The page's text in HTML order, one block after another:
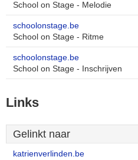
School on Stage - Melodie
schoolonstage.be
School on Stage - Ritme
schoolonstage.be
School on Stage - Inschrijven
Links
Gelinkt naar
katrienverlinden.be